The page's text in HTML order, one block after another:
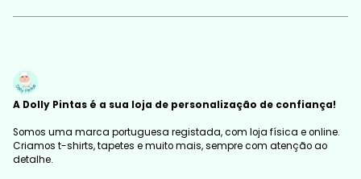
A Dolly Pintas é a sua loja de personalização de confiança!
Somos uma marca portuguesa registada, com loja física e online.
Criamos t-shirts, tapetes e muito mais, sempre com atenção ao
detalhe.